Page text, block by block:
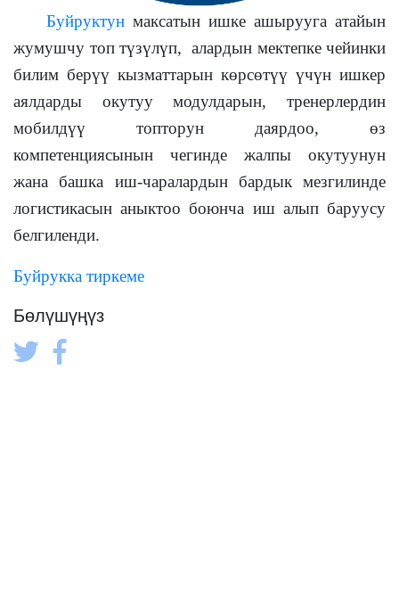
Буйруктун максатын ишке ашырууга атайын
жумушчу топ түзүлүп, алардын мектепке чейинки
билим берүү кызматтарын көрсөтүү үчүн ишкер
аялдарды окутуу модулдарын, тренерлердин
мобилдүү топторун даярдоо, өз
компетенциясынын чегинде жалпы окутуунун
жана башка иш-чаралардын бардык мезгилинде
логистикасын аныктоо боюнча иш алып баруусу
белгиленди.
Буйрукка тиркеме
Бөлүшүңүз